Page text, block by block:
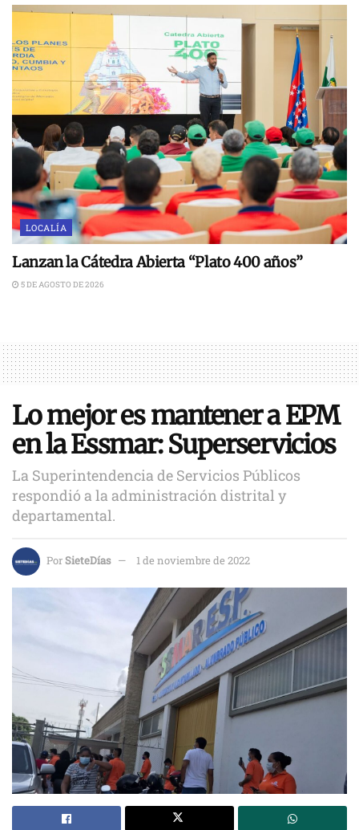
LOCALÍA
Lanzan la Cátedra Abierta “Plato 400 años”
5 DE AGOSTO DE 2026
Lo mejor es mantener a EPM
en la Essmar: Superservicios
La Superintendencia de Servicios Públicos
respondió a la administración distrital y
departamental.
PorSieteDías 1 de noviembre de 2022